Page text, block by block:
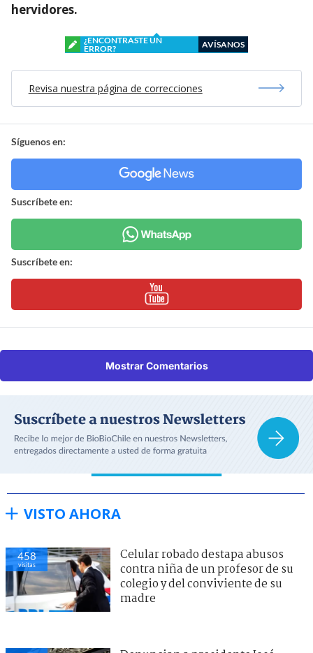
hervidores.
¿ENCONTRASTE UN
ERROR?
AVÍSANOS
Revisa nuestra página de correcciones
Síguenos en:
Suscríbete en:
Suscríbete en:
Mostrar Comentarios
VISTO AHORA
458
visitas
Celular robado destapa abusos
contra niña de un profesor de su
colegio y del conviviente de su
madre